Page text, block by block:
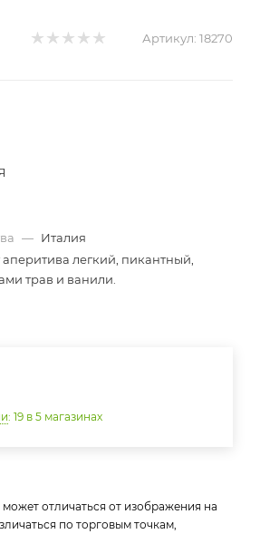
Артикул: 18270
— Италия
легкий, пикантный,
трав и ванили.
: 19 в 5 магазинах
отличаться от изображения на
по торговым точкам,